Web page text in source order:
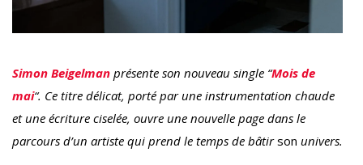
Simon Beigelman présente son nouveau single “Mois de
mai“. Ce titre délicat, porté par une instrumentation chaude
et une écriture ciselée, ouvre une nouvelle page dans le
parcours d’un artiste qui prend le temps de bâtirson univers.